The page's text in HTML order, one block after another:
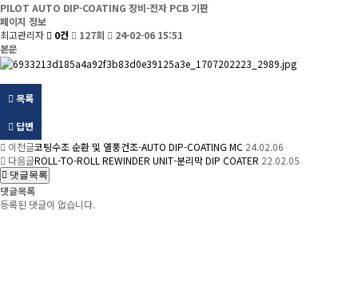
PILOT AUTO DIP-COATING 장비-전자 PCB 기판
페이지 정보
최고관리자
0건 127회
24-02-06 15:51
본문
목록
답변
이전글코팅수조 순환 및 열풍건조-AUTO DIP-COATING MC 24.02.06
다음글ROLL-TO-ROLL REWINDER UNIT-분리막 DIP COATER 22.02.05
댓글목록
댓글목록
등록된 댓글이 없습니다.